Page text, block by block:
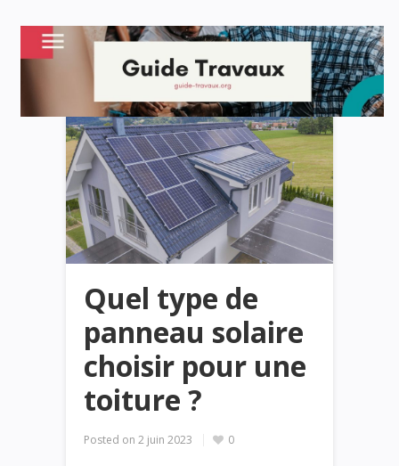
Quel type de
panneau solaire
choisir pour une
toiture ?
Posted on 2 juin 2023 0